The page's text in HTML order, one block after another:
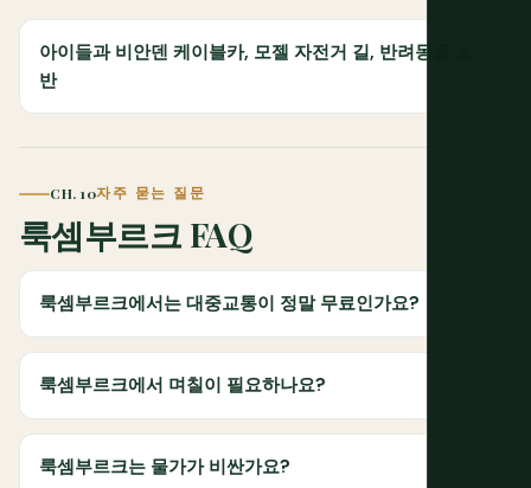
아이들과 비안덴 케이블카, 모젤 자전거 길, 반려동물 동
반
CH. 10자주 묻는 질문
룩셈부르크 FAQ
룩셈부르크에서는 대중교통이 정말 무료인가요?
룩셈부르크에서 며칠이 필요하나요?
룩셈부르크는 물가가 비싼가요?